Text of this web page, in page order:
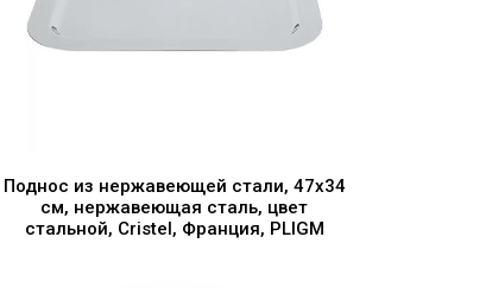
Поднос из нержавеющей стали, 47х34
см, нержавеющая сталь, цвет
стальной, Cristel, Франция, PLIGM